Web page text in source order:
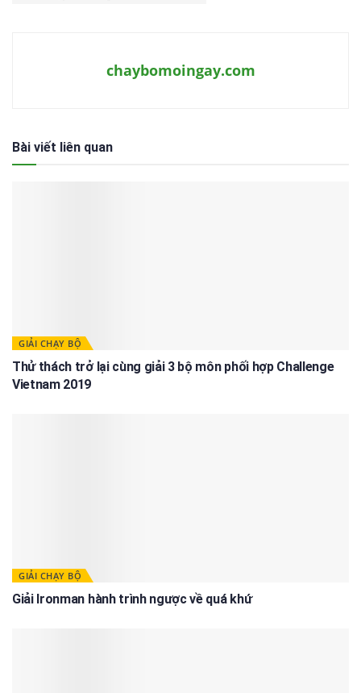
chaybomoingay.com
Bài viết liên quan
GIẢI CHẠY BỘ
Thử thách trở lại cùng giải 3 bộ môn phối hợp Challenge
Vietnam 2019
GIẢI CHẠY BỘ
Giải Ironman hành trình ngược về quá khứ